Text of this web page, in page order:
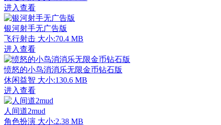
进入查看
银河射手无广告版
飞行射击 大小:70.4 MB
进入查看
愤怒的小鸟消消乐无限金币钻石版
休闲益智 大小:130.6 MB
进入查看
人间道2mud
角色扮演 大小:2.38 MB